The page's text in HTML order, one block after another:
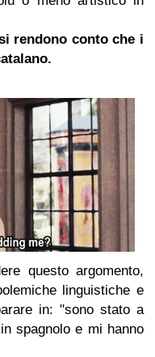
rendono conto che i
questo argomento,
linguistiche e
in: "sono stato a
spagnolo e mi hanno